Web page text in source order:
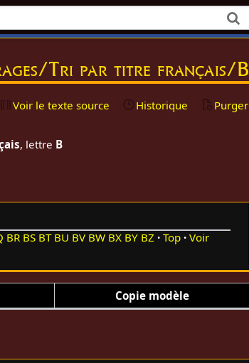
Tri par titre français/B
Voir le texte source Historique Purger
, lettre B
BR BS BT BU BV BW BX BY BZ Top
Voir
Copie modèle